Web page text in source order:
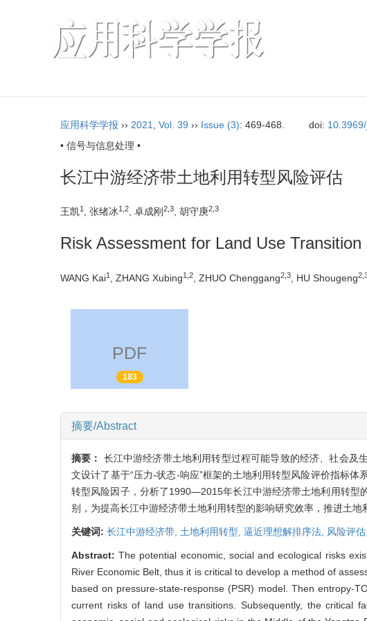
应用科学学报 ›› 2021 Vol. 39 ›› Issue (3): 469-468. doi:
• 信号与信息处理 •
长江中游经济带土地利用转型风险评估
王凯1 , 张绪冰1,2, 卓成刚 2,3, 胡守庚2,3
Risk Assessment for Land Use
WANG Kai1 , ZHANG Xubing1,2 , ZHUO Chenggang2,3 , HU Shougeng
PDF
摘要/Abstract
摘要：长江中游经济带土地利用转型过程可能导致的经济、社会及
文设计了基于“压力-状态-响应”框架的土地利用转型风险评价指标
转型风险因子，分析了1990—2015年长江中游经济带土地利用转型
关键词:长江中游经济带,土地利用转型, 逼近理想解排序法, 风险评
Abstract:The potential economic, social and ecological risks
River Economic Belt, thus it is critical to develop a method of